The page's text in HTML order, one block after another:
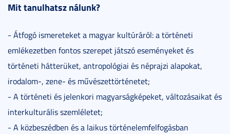
Mit tanulhatsz nálunk?
- Átfogó ismereteket a magyar kultúráról: a történeti
emlékezetben fontos szerepet játszó eseményeket és
történeti hátterüket, antropológiai és néprajzi alapokat,
irodalom-, zene- és művészettörténetet;
- A történeti és jelenkori magyarságképeket, változásaikat és
interkulturális szemléletet;
- A közbeszédben és a laikus történelemfelfogásban